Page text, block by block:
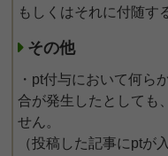
もしくはそれに付随す
その他
・pt付与において何ら
合が発生したとしても
せん。
（投稿した記事にptが